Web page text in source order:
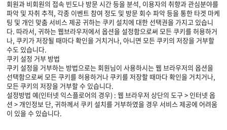
회원과 비회원의 접속 빈도나 방문 시간 등을 분석, 이용자의 취향과 관심분야를
파악 및 자취 추적, 각종 이벤트 참여 정도 및 방문 회수 파악 등을 통한 타겟 마케
팅 및 개인 맞춤 서비스 제공 귀하는 쿠키 설치에 대한 선택권을 가지고 있습니
다. 따라서, 귀하는 웹브라우저에서 옵션을 설정함으로써 모든 쿠키를 허용하거
나, 쿠키가 저장될 때마다 확인을 거치거나, 아니면 모든 쿠키의 저장을 거부할
수도 있습니다.
쿠키 설정 거부 방법
쿠키 설정을 거부하는 방법으로는 회원님이 사용하시는 웹 브라우저의 옵션을
선택함으로써 모든 쿠키를 허용하거나 쿠키를 저장할 때마다 확인을 거치거나,
모든 쿠키의 저장을 거부할 수 있습니다.
설정방법 예(인터넷 익스플로어의 경우) : 웹 브라우저 상단의 도구 > 인터넷 옵
션 > 개인정보 단, 귀하께서 쿠키 설치를 거부하였을 경우 서비스 제공에 어려움
이 있을 수 있습니다.